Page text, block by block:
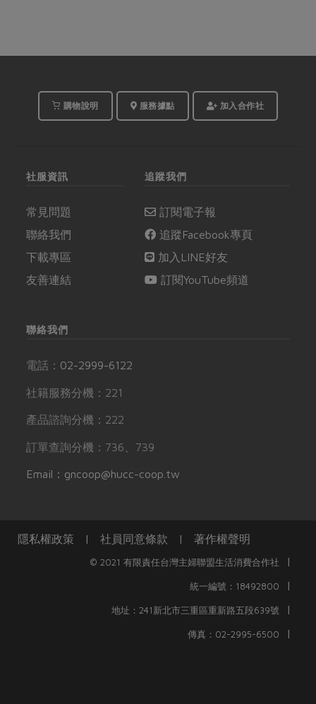
購物說明 服務據點 加入合作社
社服資訊
常見問題
聯絡我們
下載專區
友善連結
追蹤我們
訂閱電子報
追蹤Facebook專頁
加入LINE好友
訂閱YouTube頻道
聯絡我們
電話： 02-2999-6122
社籍服務分機：221
產品諮詢分機：222
訂單查詢分機：736、739
Email：gncoop@hucc-coop.tw
隱私權政策 | 社員同意條款 | 著作權聲明
© 2021 有限責任台灣主婦聯盟生活消費合作社 |
統一編號：18492800 |
地址：241新北市三重區重新路五段639號 |
傳真：02-2995-6500 |